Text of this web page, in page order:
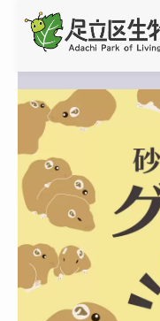
ご利用案内
入園料
アクセス
障がいをお持ちの
小さなお子様連れ
学校・団体の方へ
生物園団体利用に
出張授業について
職場体験・インタ
イベント
展示
常設展（園内マップ
オンラインショップ